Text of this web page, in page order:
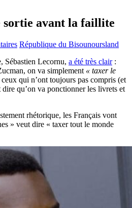
avant la faillite
République du Bisounoursland
Sébastien Lecornu, a été très clair:
on va simplement « taxer le
qui n’ont toujours pas compris (et
qu’on va ponctionner les livrets et
rhétorique, les Français vont
» veut dire « taxer tout le monde